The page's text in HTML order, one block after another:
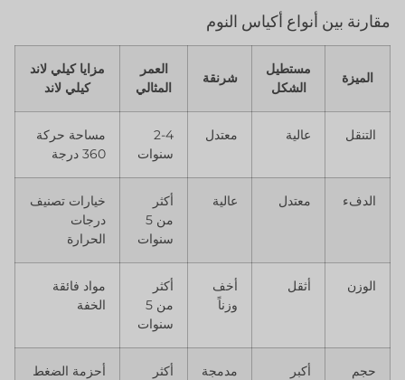
مقارنة بين أنواع أكياس النوم
الميزة
مستطيل
الشكل
شرنقة
العمر
المثالي
مزايا كيلي لاند
كيلي لاند
التنقل عالية معتدل
2-4
سنوات
مساحة حركة
360 درجة
الدفء معتدل عالية
أكثر
من 5
سنوات
خيارات تصنيف
درجات
الحرارة
الوزن أثقل
أخف
وزناً
أكثر
من 5
سنوات
مواد فائقة
الخفة
حجم
أكبر مدمجة
أكثر
أحزمة الضغط